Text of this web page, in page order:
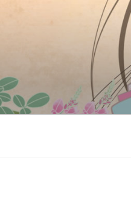
へ
ス
キ